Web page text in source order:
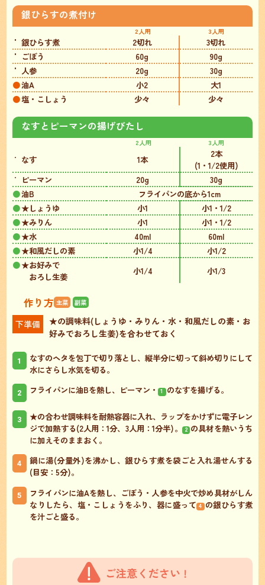
銀ひらすの煮付け
2人用 3人用
銀ひらす煮 2切れ
3切れ
ごぼう
60g
90g
人参
20g
30g
油A
小2
大1
塩・こしょう
少々 少々
なすとピーマンの揚げびたし
2人用 3人用
なす 1本
2本
(1・1/2使用)
ピーマン
20g
30g
油B
フライパンの底から1cm
★しょうゆ
小1
小1・1/2
★みりん
小1
小1・1/2
★水
40ml
60ml
★和風だしの素
小1/4
小1/2
★お好みで
おろし生姜
小1/4 小1/3
作り方 主菜 副菜
下準備
★の調味料(しょうゆ・みりん・水・和風だしの素・お
好みでおろし生姜)を合わせておく
1
なすのヘタを包丁で切り落とし、縦半分に切って斜め切りにして
水にさらし水気を切る。
2 フライパンに油Bを熱し、ピーマン・ 1 のなすを揚げる。
3
★の合わせ調味料を耐熱容器に入れ、ラップをかけずに電子レン
ジで加熱する(2人用：1分、3人用：1分半)。
2
の具材を熱いうち
に加えそのままおく。
4
鍋に湯(分量外)を沸かし、銀ひらす煮を袋ごと入れ湯せんする
(目安：5分)。
5
フライパンに油Aを熱し、ごぼう・人参を中火で炒め具材がしん
なりしたら、塩・こしょうをふり、器に盛って 4
の銀ひらす煮
を汁ごと盛る。